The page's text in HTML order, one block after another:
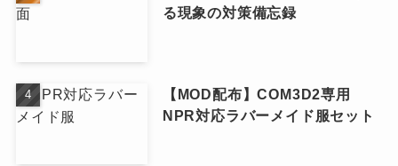
る現象の対策備忘録
【MOD配布】COM3D2専用
NPR対応ラバーメイド服セット